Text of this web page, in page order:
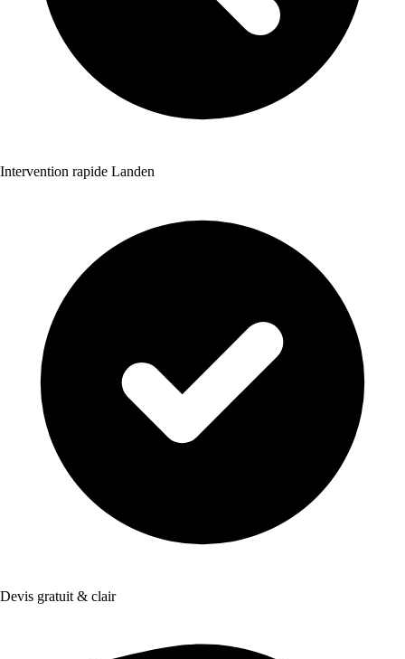
Intervention rapide Landen
Devis gratuit & clair